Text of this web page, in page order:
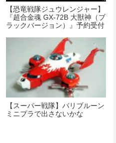
【恐竜戦隊ジュウレンジャー】
『超合金魂 GX-72B 大獣神（ブ
ラックバージョン）』予約受付
【スーパー戦隊】バリブルーン
ミニプラで出さないかな